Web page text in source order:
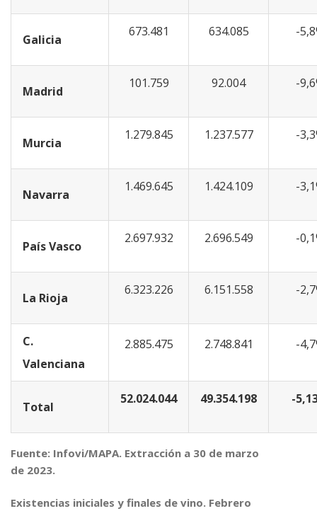
Galicia
673.481 634.085 -
Madrid
101.759 92.004 -
Murcia
1.279.845 1.237.577 -
Navarra
1.469.645 1.424.109 -
País Vasco
2.697.932 2.696.549 -
La Rioja
6.323.226 6.151.558 -
C.
Valenciana
2.885.475 2.748.841 -
Total
52.024.044 49.354.198 -
Fuente: Infovi/MAPA. Extracción a 30 de marzo
de 2023.
Existencias iniciales y finales de vino. Febrero